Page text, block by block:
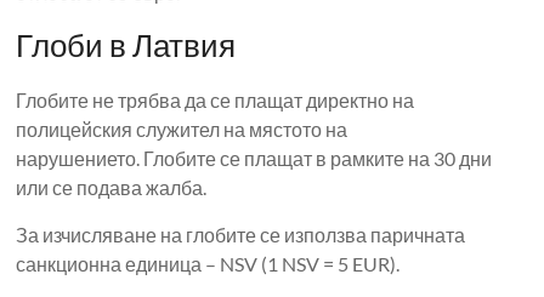
Глоби в Латвия
Глобите не трябва да се плащат директно на
полицейския служител на мястото на
нарушението. Глобите се плащат в рамките на 30 дни
или се подава жалба.
За изчисляване на глобите се използва паричната
санкционна единица – NSV (1 NSV = 5 EUR).